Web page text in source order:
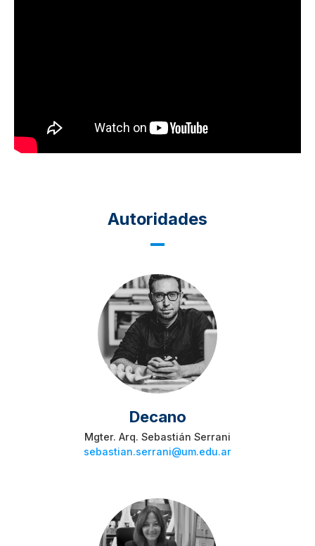
Autoridades
Decano
Mgter. Arq. Sebastián Serrani
sebastian.serrani@um.edu.ar